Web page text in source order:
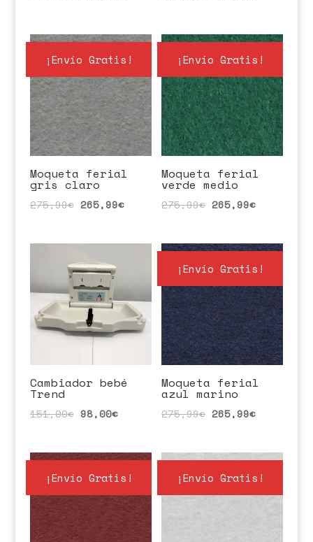
¡Envío Gratis!
Moqueta ferial
gris claro
275,99€ 265,99€
¡Envío Gratis!
Moqueta ferial
verde medio
275,99€ 265,99€
Cambiador bebé
Trend
151,00€ 98,00€
¡Envío Gratis!
Moqueta ferial
azul marino
275,99€ 265,99€
¡Envío Gratis! ¡Envío Gratis!